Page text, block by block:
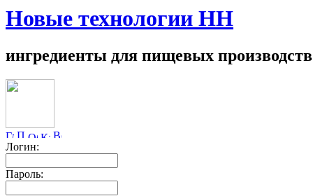
Новые технологии НН
ингредиенты для пищевых производств
Логин:
Пароль: